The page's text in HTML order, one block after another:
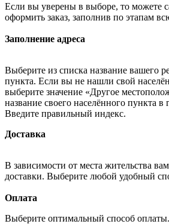
Если вы уверены в выборе, то можете
оформить заказ, заполнив по этапам
Заполнение адреса
Выберите из списка название вашего
пункта. Если вы не нашли свой
выберите значение «Другое
название своего населённого пункта в
Введите правильный индекс.
Доставка
В зависимости от места жительства
доставки. Выберите любой удобный
Оплата
Выберите оптимальный способ оплаты.